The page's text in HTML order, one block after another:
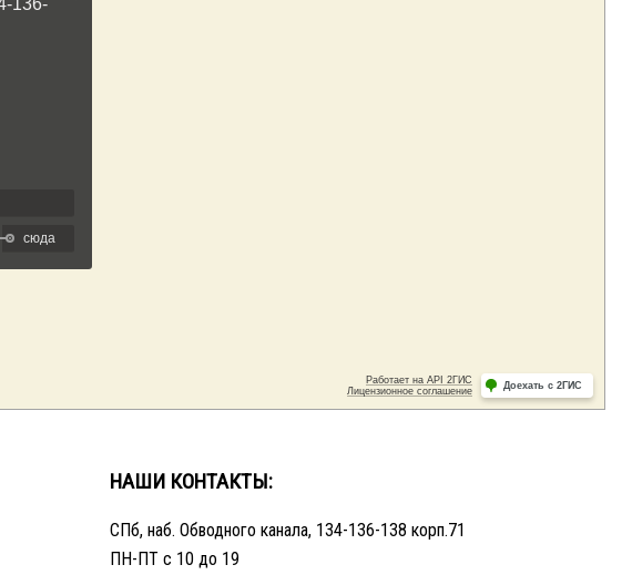
НАШИ КОНТАКТЫ:
СПб, наб. Обводного канала, 134-136-138 корп.71
ПН-ПТ с 10 до 19